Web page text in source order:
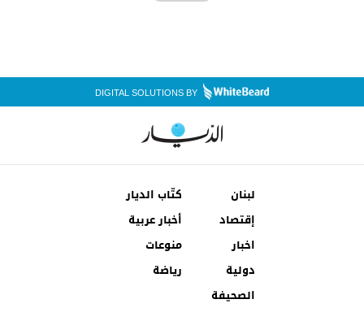
DIGITAL SOLUTIONS BY
لبنان
كتّاب الديار
إقتصاد
أخبار عربية
اخبار
دولية
منوعات
رياضة
الصحيفة